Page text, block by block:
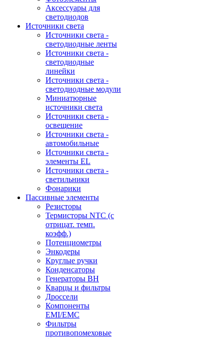
Аксессуары для
светодиодов
Источники света
Источники света -
светодиодные ленты
Источники света -
светодиодные
линейки
Источники света -
светодиодные модули
Миниатюрные
источники света
Источники света -
освещение
Источники света -
автомобильные
Источники света -
элементы EL
Источники света -
светильники
Фонарики
Пассивные элементы
Резисторы
Термисторы NTC (с
отрицат. темп.
коэфф.)
Потенциометры
Энкодеры
Круглые ручки
Конденсаторы
Генераторы ВН
Кварцы и фильтры
Дроссели
Компоненты
EMI/EMC
Фильтры
противопомеховые